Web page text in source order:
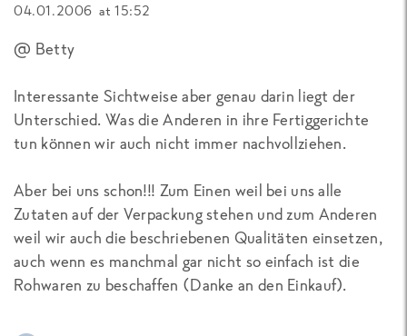
04.01.2006 at 15:52
@ Betty
Interessante Sichtweise aber genau darin liegt der
Unterschied. Was die Anderen in ihre Fertiggerichte
tun können wir auch nicht immer nachvollziehen.
Aber bei uns schon!!! Zum Einen weil bei uns alle
Zutaten auf der Verpackung stehen und zum Anderen
weil wir auch die beschriebenen Qualitäten einsetzen,
auch wenn es manchmal gar nicht so einfach ist die
Rohwaren zu beschaffen (Danke an den Einkauf).